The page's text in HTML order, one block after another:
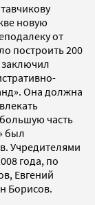
новую
от
построить 200
заключил
Она должна
часть
был
Учредителями
года, по
Евгений
Борисов.